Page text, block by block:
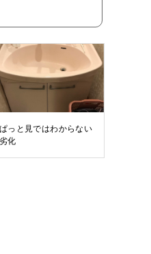
ぱっと見ではわからない
劣化